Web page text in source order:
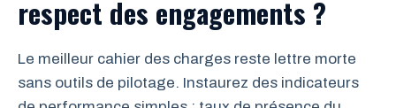
respect des engagements ?
Le meilleur cahier des charges reste lettre morte
sans outils de pilotage. Instaurez des indicateurs